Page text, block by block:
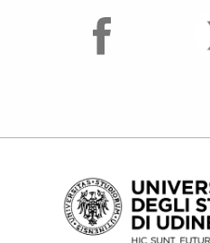
facebook